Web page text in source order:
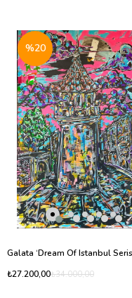
Galata ‘Dream Of Istanbul
₺27.200,00₺34.000,00
%20